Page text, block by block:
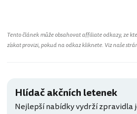
Tento článek může obsahovat affiliate odkazy, ze
získat provizi, pokud na odkaz kliknete. Viz naše
Hlídač akčních letenek
Nejlepší nabídky vydrží zpravidla